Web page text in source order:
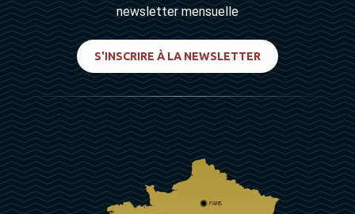
newsletter mensuelle
S'INSCRIRE À LA NEWSLETTER
PARIS